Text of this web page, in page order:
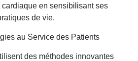
en sensibilisant ses
de vie.
au Service des Patients
des méthodes innovantes